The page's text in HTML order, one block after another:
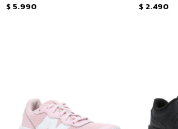
$ 5.990 $ 2.490